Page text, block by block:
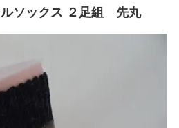
ルソックス ２足組 先丸